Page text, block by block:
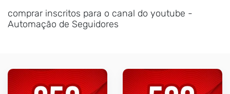
comprar inscritos para o canal do youtube -
Automação de Seguidores